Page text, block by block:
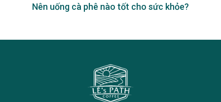
Nên uống cà phê nào tốt cho sức khỏe?